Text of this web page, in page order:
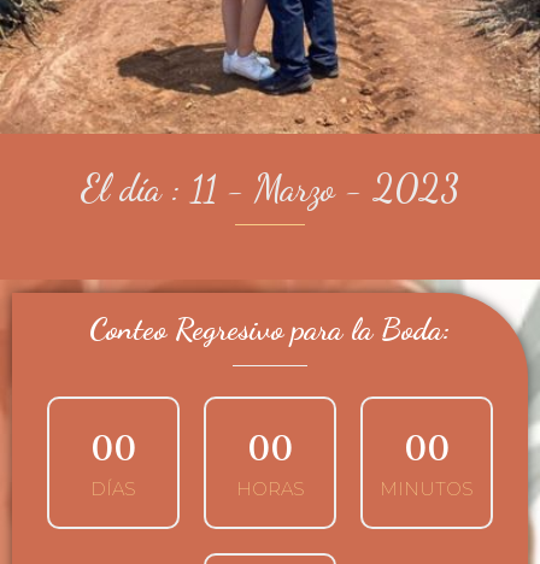
El día : 11 - Marzo - 2023
Conteo Regresivo para la Boda:
00
DÍAS
00
HORAS
00
MINUTOS